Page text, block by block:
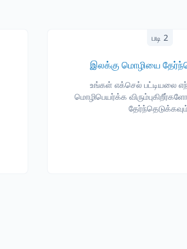
படி 2
இலக்கு மொழியை
உங்கள் எக்செல் பட்டியலை
மொழிபெயர்க்க